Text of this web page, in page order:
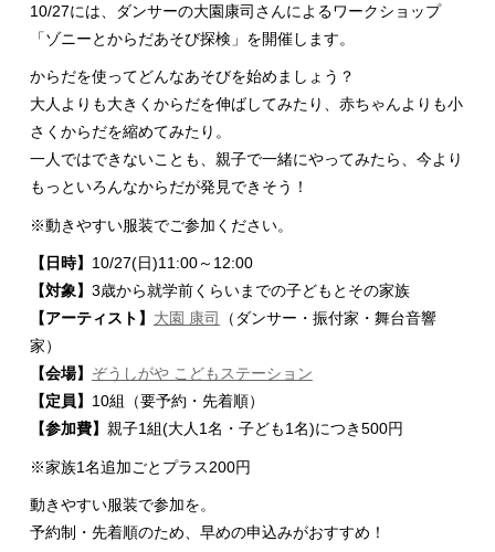
10/27には、ダンサーの大園康司さんによるワークショップ
「ゾニーとからだあそび探検」を開催します。
からだを使ってどんなあそびを始めましょう？
大人よりも大きくからだを伸ばしてみたり、赤ちゃんよりも小
さくからだを縮めてみたり。
一人ではできないことも、親子で一緒にやってみたら、今より
もっといろんなからだが発見できそう！
※動きやすい服装でご参加ください。
【日時】 10/27(日)11:00～12:00
【対象】 3歳から就学前くらいまでの子どもとその家族
【アーティスト】 大園 康司
（ダンサー・振付家・舞台音響
家）
【会場】 ぞうしがや こどもステーション
【定員】 10組（要予約・先着順）
【参加費】 親子1組(大人1名・子ども1名)につき500円
※家族1名追加ごとプラス200円
動きやすい服装で参加を。
予約制・先着順のため、早めの申込みがおすすめ！